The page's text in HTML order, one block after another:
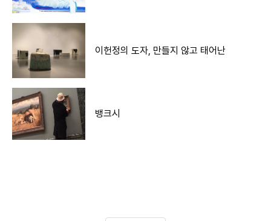
이헌정의 도자, 만들지 않고 태어난
뱅크시